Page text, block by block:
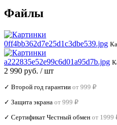
Файлы
0ff4bb362d7e25d1c3dbe539.jpg
a222835e52e99c6d01a95d7b.jpg
2 990 руб. / шт
✓ Второй год гарантии от 999 ₽
✓ Защита экрана от 999 ₽
✓ Сертификат Честный обмен от 1999